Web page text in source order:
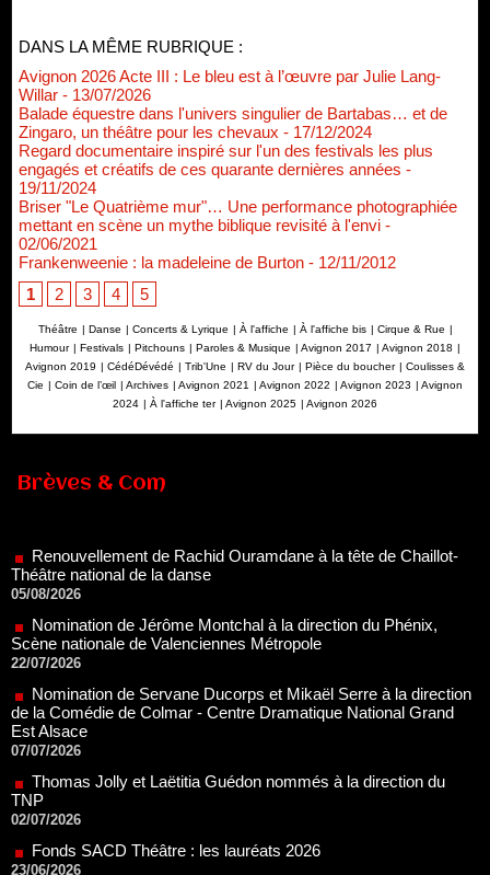
DANS LA MÊME RUBRIQUE :
Avignon 2026 Acte III : Le bleu est à l’œuvre par Julie Lang-
Willar - 13/07/2026
Balade équestre dans l'univers singulier de Bartabas… et de
Zingaro, un théâtre pour les chevaux - 17/12/2024
Regard documentaire inspiré sur l'un des festivals les plus
engagés et créatifs de ces quarante dernières années -
19/11/2024
Briser "Le Quatrième mur"… Une performance photographiée
mettant en scène un mythe biblique revisité à l'envi -
02/06/2021
Frankenweenie : la madeleine de Burton - 12/11/2012
1
2 3 4 5
Théâtre | Danse | Concerts & Lyrique | À l'affiche | À l'affiche bis | Cirque & Rue |
Humour | Festivals | Pitchouns | Paroles & Musique | Avignon 2017 | Avignon 2018 |
Avignon 2019 | CédéDévédé | Trib'Une | RV du Jour | Pièce du boucher | Coulisses &
Cie | Coin de l’œil | Archives | Avignon 2021 | Avignon 2022 | Avignon 2023 | Avignon
2024 | À l'affiche ter | Avignon 2025 | Avignon 2026
Brèves & Com
Renouvellement de Rachid Ouramdane à la tête de Chaillot-
Nomination de Jérôme Montchal à la direction du Phénix,
Scène nationale de Valenciennes Métropole
22/07/2026
Nomination de Servane Ducorps et Mikaël Serre à la direction
de la Comédie de Colmar - Centre Dramatique National Grand
Est Alsace
07/07/2026
Thomas Jolly et Laëtitia Guédon nommés à la direction du
TNP
02/07/2026
Fonds SACD Théâtre : les lauréats 2026
23/06/2026
20/06/2026